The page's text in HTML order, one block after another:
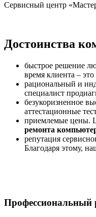
Сервисный центр
Достоинства
быстрое решение
время клиента – это
рациональный и
специалист
безукоризненное
аттестационные
приемлемые цены.
ремонта
репутация
Благодаря этому,
Профессиональный